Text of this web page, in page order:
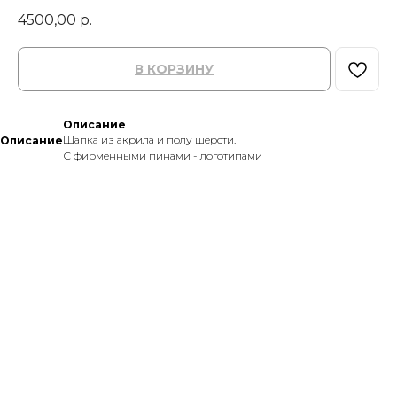
4500,00 р.
В КОРЗИНУ
Описание
Описание
Шапка из акрила и полу шерсти.
С фирменными пинами - логотипами